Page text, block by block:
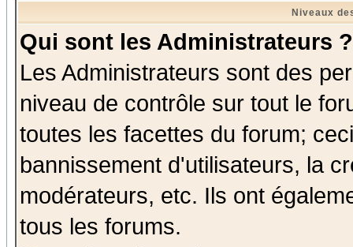
Niveaux
Qui sont les Administrateurs ?
Les Administrateurs sont des
niveau de contrôle sur tout le
toutes les facettes du forum;
bannissement d'utilisateurs, la
modérateurs, etc. Ils ont
tous les forums.